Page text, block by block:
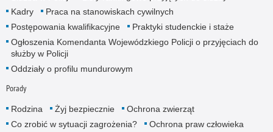
Kadry
Praca na stanowiskach cywilnych
Postępowania kwalifikacyjne
Praktyki studenckie i staże
Ogłoszenia Komendanta Wojewódzkiego Policji o przyjęciach do
służby w Policji
Oddziały o profilu mundurowym
Porady
Rodzina Żyj bezpiecznie
Ochrona zwierząt
Co zrobić w sytuacji zagrożenia?
Ochrona praw człowieka